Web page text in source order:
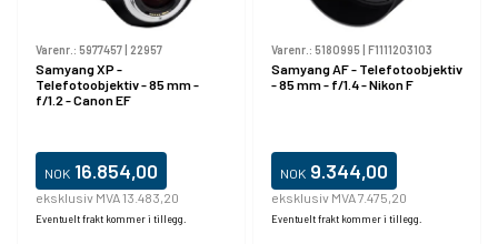
Varenr.: 5977457| 22957
Samyang XP -
Telefotoobjektiv - 85 mm -
f/1.2 - Canon EF
NOK 16.854,00
eksklusiv MVA 13.483,20
Eventuelt frakt kommer i tillegg.
Varenr.: 5180995| F1111203103
Samyang AF - Telefotoobjektiv
- 85 mm - f/1.4 - Nikon F
NOK 9.344,00
eksklusiv MVA 7.475,20
Eventuelt frakt kommer i tillegg.